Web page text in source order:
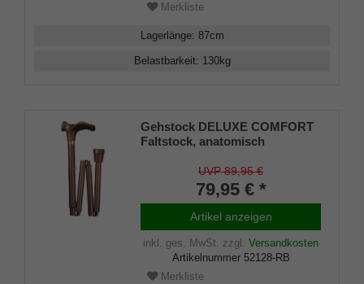
Merkliste
Lagerlänge: 87cm
Belastbarkeit: 130kg
Gehstock DELUXE COMFORT
Faltstock, anatomisch
Beschichtung,Stock aus
stabilem Leichtmetall, matt-
braun, faltbar,
höhenverstellbar, Spezial-
Gummipuffer, rechte/linke
Hand.
UVP 89,95 €
79,95 € *
Artikel anzeigen
inkl. ges. MwSt. zzgl. Versandkosten
Artikelnummer 52128-RB
Merkliste